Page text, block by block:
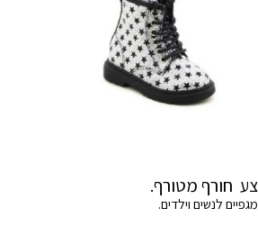
חורף מטורף.